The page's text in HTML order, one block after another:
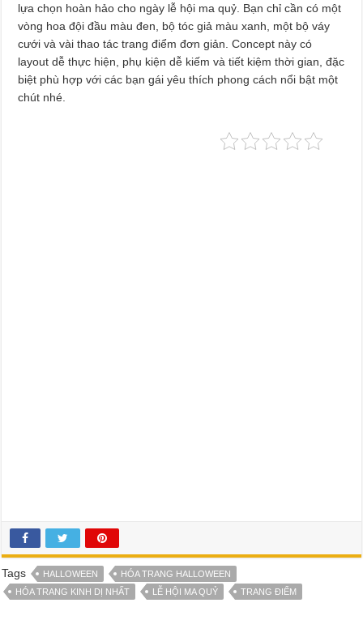
lựa chọn hoàn hảo cho ngày lễ hội ma quỷ. Bạn chỉ cần có một
vòng hoa đội đầu màu đen, bộ tóc giả màu xanh, một bộ váy
cưới và vài thao tác trang điểm đơn giản. Concept này có
layout dễ thực hiện, phụ kiện dễ kiếm và tiết kiệm thời gian, đặc
biệt phù hợp với các bạn gái yêu thích phong cách nổi bật một
chút nhé.
Tags HALLOWEEN
HÓA TRANG HALLOWEEN
HÓA TRANG KINH DỊ NHẤT
LỄ HỘI MA QUỶ TRANG ĐIỂM